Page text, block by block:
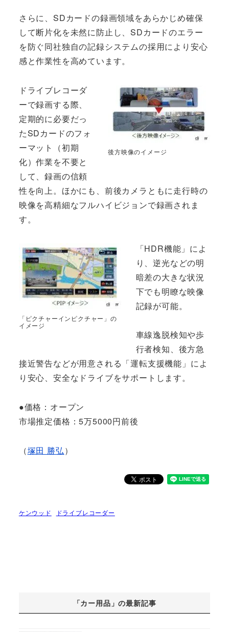
さらに、SDカードの録画領域をあらかじめ確保
して断片化を未然に防止し、SDカードのエラー
を防ぐ同社独自の記録システムの採用により安心
感と作業性を高めています。
後方映像のイメージ
ドライブレコーダ
ーで録画する際、
定期的に必要だっ
たSDカードのフォ
ーマット（初期
化）作業を不要と
して、録画の信頼
性を向上。ほかにも、前後カメラともに走行時の
映像を高精細なフルハイビジョンで録画されま
す。
「ピクチャーインピクチャー」の
イメージ
「HDR機能」によ
り、逆光などの明
暗差の大きな状況
下でも明瞭な映像
記録が可能。
車線逸脱検知や歩
行者検知、後方急
接近警告などが用意される「運転支援機能」によ
り安心、安全なドライブをサポートします。
●価格：オープン
市場推定価格：5万5000円前後
（塚田 勝弘）
ケンウッド ドライブレコーダー
「カー用品」の最新記事